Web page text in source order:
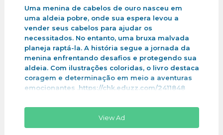
Uma menina de cabelos de ouro nasceu em
uma aldeia pobre, onde sua espera levou a
vender seus cabelos para ajudar os
necessitados. No entanto, uma bruxa malvada
planeja raptá-la. A história segue a jornada da
menina enfrentando desafios e protegendo sua
aldeia. Com ilustrações coloridas, o livro destaca
coragem e determinação em meio a aventuras
emocionantes .https://chk.eduzz.com/2411848
View Ad